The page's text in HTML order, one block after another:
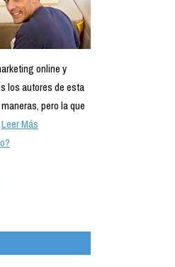
online y
los autores de esta
pero la que
Leer Más